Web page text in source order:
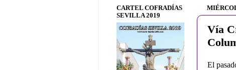
Vía
El
CARTEL COFRADÍAS
SEVILLA 2019